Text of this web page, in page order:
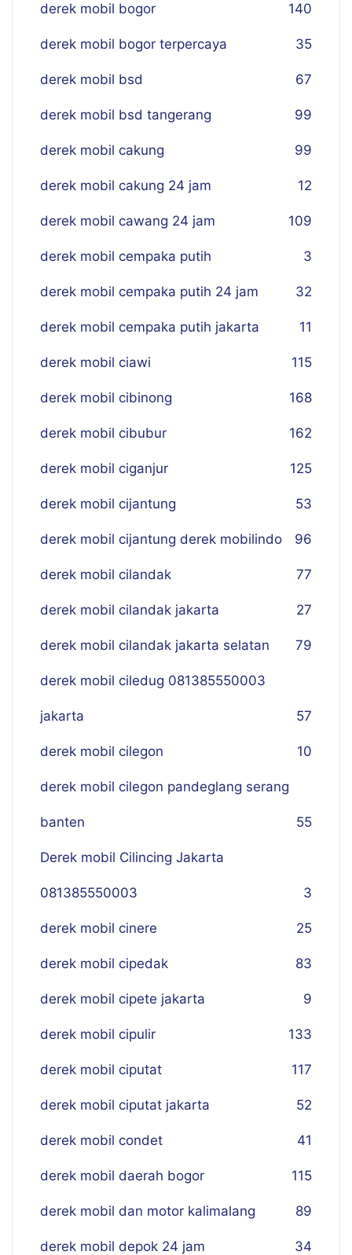
derek mobil bogor 140
derek mobil bogor terpercaya 35
derek mobil bsd 67
derek mobil bsd tangerang 99
derek mobil cakung 99
derek mobil cakung 24 jam 12
derek mobil cawang 24 jam 109
derek mobil cempaka putih 3
derek mobil cempaka putih 24 jam 32
derek mobil cempaka putih jakarta 11
derek mobil ciawi 115
derek mobil cibinong 168
derek mobil cibubur 162
derek mobil ciganjur 125
derek mobil cijantung 53
derek mobil cijantung derek mobilindo 96
derek mobil cilandak 77
derek mobil cilandak jakarta 27
derek mobil cilandak jakarta selatan 79
derek mobil ciledug 081385550003
jakarta 57
derek mobil cilegon 10
derek mobil cilegon pandeglang serang
banten 55
Derek mobil Cilincing Jakarta
081385550003 3
derek mobil cinere 25
derek mobil cipedak 83
derek mobil cipete jakarta 9
derek mobil cipulir 133
derek mobil ciputat 117
derek mobil ciputat jakarta 52
derek mobil condet 41
derek mobil daerah bogor 115
derek mobil dan motor kalimalang 89
derek mobil depok 24 jam 34